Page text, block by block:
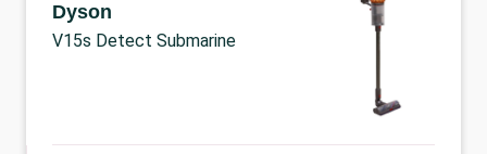
Dyson
V15s Detect Submarine